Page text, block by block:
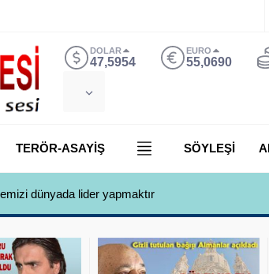
DOLAR
47,5954
EURO
55,0690
TERÖR-ASAYİŞ SÖYLEŞİ
değerlendirdi